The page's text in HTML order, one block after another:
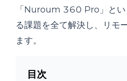
「Nuroum 360 Pro」 と
る課題を全て解決し、リモ
ます。
目次